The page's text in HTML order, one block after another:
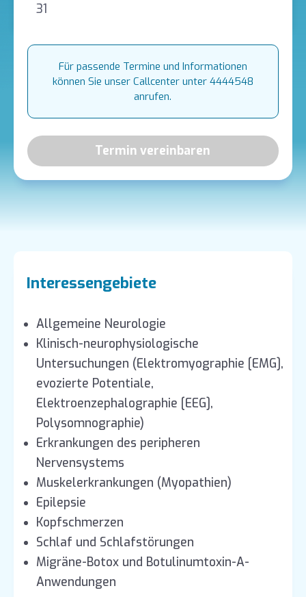
31
Für passende Termine und Informationen
können Sie unser Callcenter unter 4444548
anrufen.
Termin vereinbaren
Interessengebiete
Allgemeine Neurologie
Klinisch-neurophysiologische
Untersuchungen (Elektromyographie [EMG],
evozierte Potentiale,
Elektroenzephalographie [EEG],
Polysomnographie)
Erkrankungen des peripheren
Nervensystems
Muskelerkrankungen (Myopathien)
Epilepsie
Kopfschmerzen
Schlaf und Schlafstörungen
Migräne-Botox und Botulinumtoxin-A-
Anwendungen